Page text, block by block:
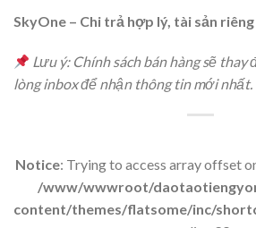
SkyOne – Chi trả hợp lý, tài sản
Lưu ý: Chính sách bán hàng sẽ thay
lòng inbox để nhận thông tin mới nhất.
Notice: Trying to access array offset
/www/wwwroot/
content/themes/flatsome/inc/